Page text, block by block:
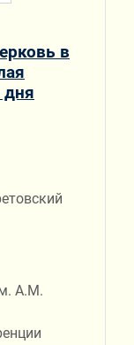
в
дня
А.М.